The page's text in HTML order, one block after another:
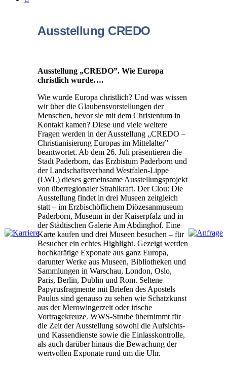
Ausstellung CREDO
Ausstellung „CREDO”. Wie Europa
christlich wurde….
Wie wurde Europa christlich? Und was wissen
wir über die Glaubensvorstellungen der
Menschen, bevor sie mit dem Christentum in
Kontakt kamen? Diese und viele weitere
Fragen werden in der Ausstellung „CREDO –
Christianisierung Europas im Mittelalter”
beantwortet. Ab dem 26. Juli präsentieren die
Stadt Paderborn, das Erzbistum Paderborn und
der Landschaftsverband Westfalen-Lippe
(LWL) dieses gemeinsame Ausstellungsprojekt
von überregionaler Strahlkraft. Der Clou: Die
Ausstellung findet in drei Museen zeitgleich
statt – im Erzbischöflichem Diözesanmuseum
Paderborn, Museum in der Kaiserpfalz und in
der Städtischen Galerie Am Abdinghof. Eine
Karte kaufen und drei Museen besuchen – für
Besucher ein echtes Highlight. Gezeigt werden
hochkarätige Exponate aus ganz Europa,
darunter Werke aus Museen, Bibliotheken und
Sammlungen in Warschau, London, Oslo,
Paris, Berlin, Dublin und Rom. Seltene
Papyrusfragmente mit Briefen des Apostels
Paulus sind genauso zu sehen wie Schatzkunst
aus der Merowingerzeit oder irische
Vortragekreuze. WWS-Strube übernimmt für
die Zeit der Ausstellung sowohl die Aufsichts-
und Kassendienste sowie die Einlasskontrolle,
als auch darüber hinaus die Bewachung der
wertvollen Exponate rund um die Uhr.